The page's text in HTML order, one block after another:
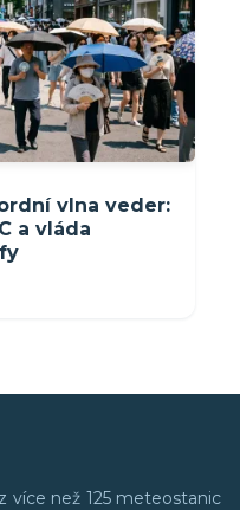
vlna veder:
a vláda
více než 125 meteostanic